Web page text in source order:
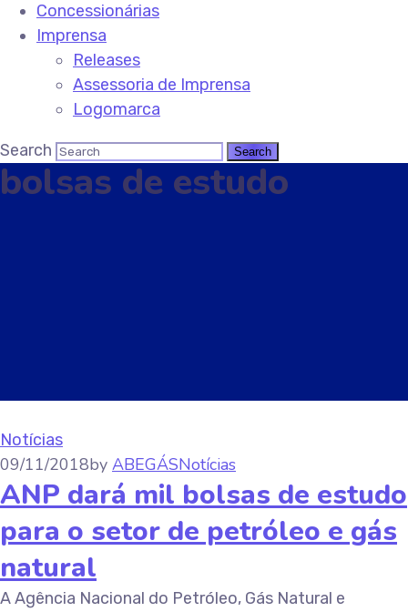
Concessionárias
Imprensa
Releases
Assessoria de Imprensa
Logomarca
Search
bolsas de estudo
Notícias
09/11/2018by ABEGÁSNotícias
ANP dará mil bolsas de estudo
para o setor de petróleo e gás
natural
A Agência Nacional do Petróleo, Gás Natural e